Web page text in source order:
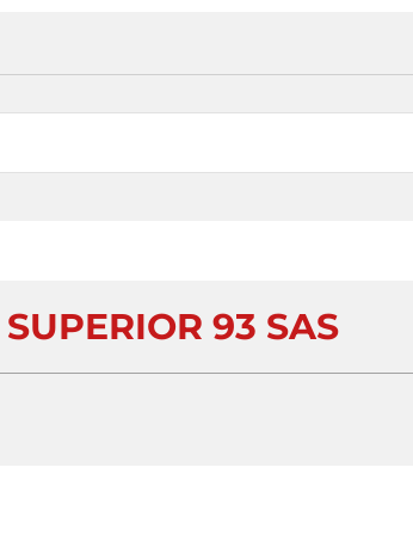
93 SAS